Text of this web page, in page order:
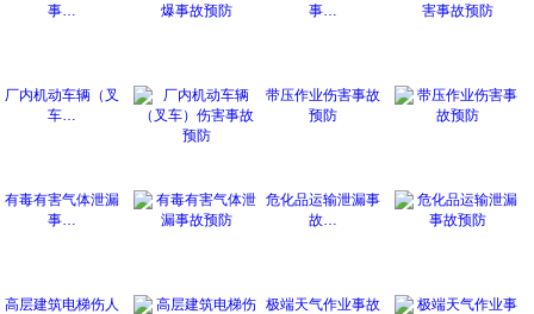
事…
事…
厂内机动车辆（叉
车…
带压作业伤害事故
预防
有毒有害气体泄漏
事…
危化品运输泄漏事
故…
高层建筑电梯伤人
极端天气作业事故